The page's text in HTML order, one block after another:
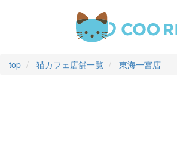
top 猫カフェ店舗一覧 東海一宮店